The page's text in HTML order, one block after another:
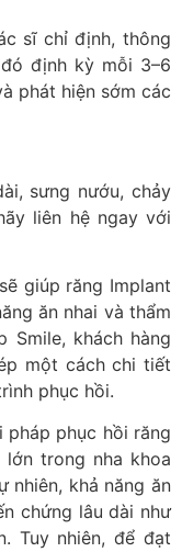
sĩ chỉ định, thông
định kỳ mỗi 3–6
phát hiện sớm các
sưng nướu, chảy
liên hệ ngay với
giúp răng Implant
ăn nhai và thẩm
Smile, khách hàng
một cách chi tiết
phục hồi.
pháp phục hồi răng
trong nha khoa
nhiên, khả năng ăn
chứng lâu dài như
Tuy nhiên, để đạt